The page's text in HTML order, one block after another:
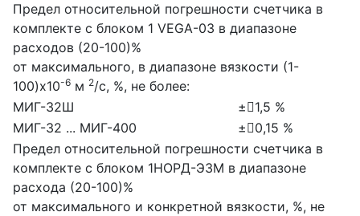
Предел относительной погрешности счетчика в
комплекте с блоком 1 VEGA-03 в диапазоне
расходов (20-100)%
от максимального, в диапазоне вязкости (1-
100)х10-6 м 2/с, %, не более:
МИГ-32Ш
±1,5 %
МИГ-32 ... МИГ-400
±0,15 %
Предел относительной погрешности счетчика в
комплекте с блоком 1НОРД-ЭЗМ в диапазоне
расхода (20-100)%
от максимального и конкретной вязкости, %, не